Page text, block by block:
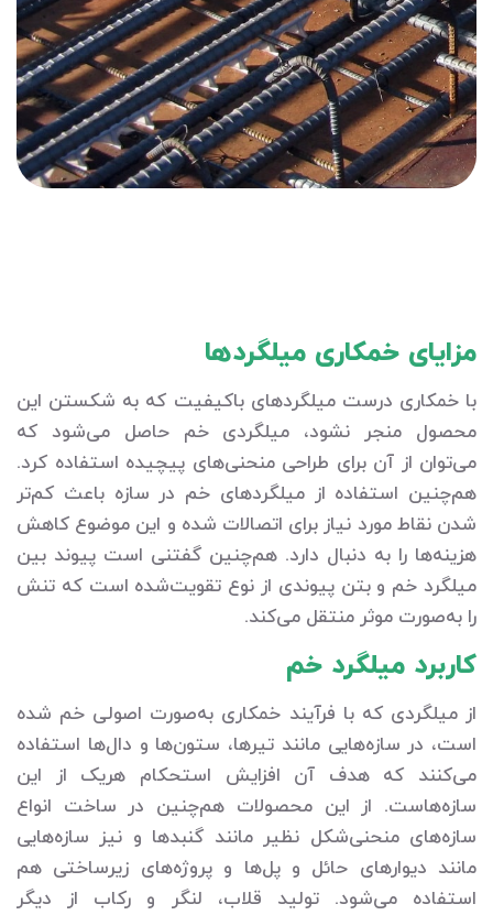
مزایای خمکاری میلگردها
با خمکاری درست میلگردهای باکیفیت که به شکستن این
محصول منجر نشود، میلگردی خم حاصل می‌شود که
می‌توان از آن برای طراحی منحنی‌های پیچیده استفاده کرد.
هم‌چنین استفاده از میلگردهای خم در سازه باعث کم‌تر
شدن نقاط مورد نیاز برای اتصالات شده و این موضوع کاهش
هزینه‌ها را به دنبال دارد. هم‌چنین گفتنی است پیوند بین
میلگرد خم و بتن پیوندی از نوع تقویت‌شده است که تنش
را به‌صورت موثر منتقل می‌کند.
کاربرد میلگرد خم
از میلگردی که با فرآیند خمکاری به‌صورت اصولی خم شده
است، در سازه‌هایی مانند تیرها، ستون‌ها و دال‌ها استفاده
می‌کنند که هدف آن افزایش استحکام هریک از این
سازه‌هاست. از این محصولات هم‌چنین در ساخت انواع
سازه‌های منحنی‌شکل نظیر مانند گنبدها و نیز سازه‌هایی
مانند دیوارهای حائل و پل‌ها و پروژه‌های زیرساختی هم
استفاده می‌شود. تولید قلاب، لنگر و رکاب از دیگر